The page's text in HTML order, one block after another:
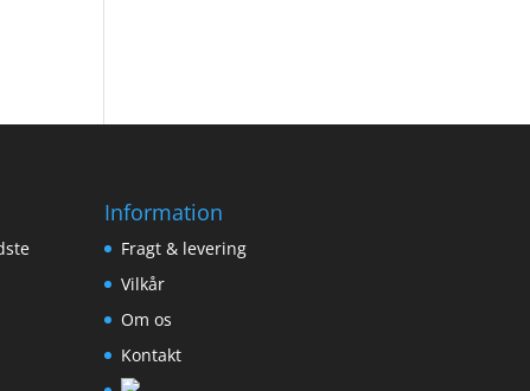
Information
Fragt & levering
Vilkår
Om os
Kontakt